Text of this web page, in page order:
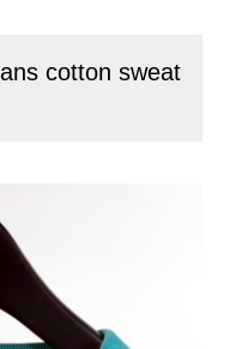
cotton sweat